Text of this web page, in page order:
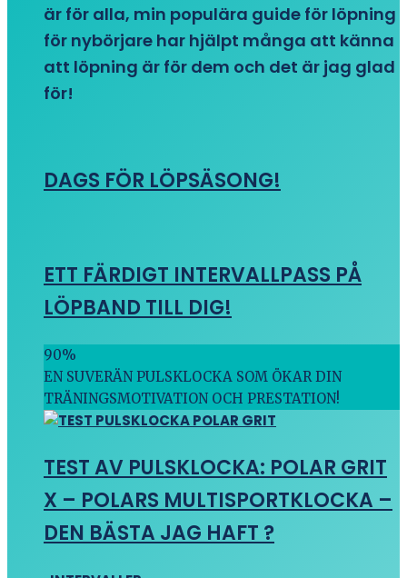
är för alla, min populära guide för löpning
för nybörjare har hjälpt många att känna
att löpning är för dem och det är jag glad
för!
DAGS FÖR LÖPSÄSONG!
ETT FÄRDIGT INTERVALLPASS PÅ
LÖPBAND TILL DIG!
90%
EN SUVERÄN PULSKLOCKA SOM ÖKAR DIN
TRÄNINGSMOTIVATION OCH PRESTATION!
TEST AV PULSKLOCKA: POLAR GRIT
X – POLARS MULTISPORTKLOCKA –
DEN BÄSTA JAG HAFT ?